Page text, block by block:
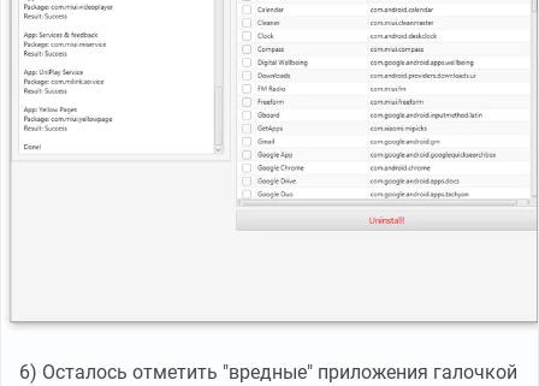
6) Осталось отметить "вредные" приложения галочкой